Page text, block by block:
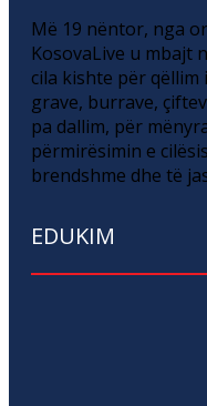
Më 19 nëntor, nga
KosovaLive u mbajt
cila kishte për qëllim
grave, burrave,
pa dallim, për
përmirësimin e
brendshme dhe të
EDUKIM